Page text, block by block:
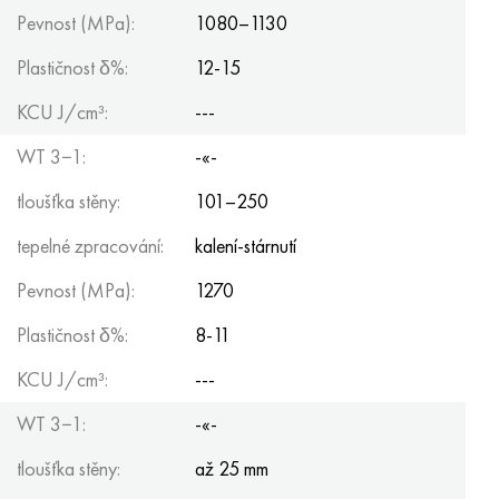
Pevnost (MPa):
1080–1130
Plastičnost δ%:
12-15
KCU J/cm³:
---
WT 3−1:
-«-
tloušťka stěny:
101–250
tepelné zpracování:
kalení-stárnutí
Pevnost (MPa):
1270
Plastičnost δ%:
8-11
KCU J/cm³:
---
WT 3−1:
-«-
tloušťka stěny:
až 25 mm
Hastelloy C-276
Hastelloy C2000
Hastelloy 3
Udimet 500
Udimet 720
40XFA, 1,7223, AISI 4142
45X, 45h, 1,7035
45HN2MFA, k2425, 45hnmf